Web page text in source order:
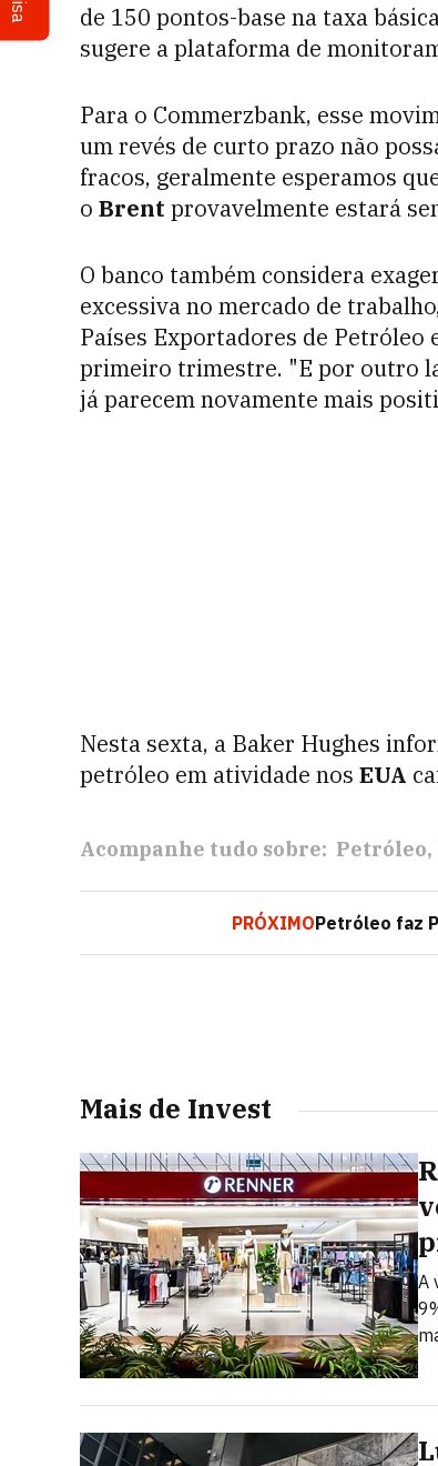
de 150 pontos-base na taxa
sugere a plataforma de
Para o Commerzbank, esse
um revés de curto prazo não
fracos, geralmente esperamos
o Brent provavelmente estará
O banco também considera
excessiva no mercado de
Países Exportadores de Petróleo
primeiro trimestre. "E por outro
já parecem novamente mais
Nesta sexta, a Baker Hughes
petróleo em atividade nos EUA
Acompanhe tudo sobre: Petróleo
PRÓXIMOPetróleo faz
Mais de Invest
A